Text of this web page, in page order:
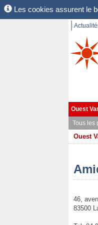
Les cookies assurent le
Ouest
Tous les
Ouest
46,
83500